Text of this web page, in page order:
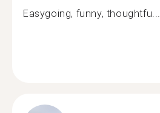
Easygoing, funny, thoughtfu...